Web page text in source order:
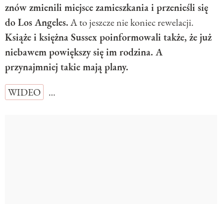
znów zmienili miejsce zamieszkania i przenieśli się
do Los Angeles.A to jeszcze nie koniec rewelacji.
Książe i księżna Sussex poinformowali także, że już
niebawem powiększy się im rodzina. A
przynajmniej takie mają plany.
WIDEO
…